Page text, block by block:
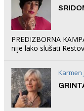
PREDIZBORNA
nije lako slušati
Karmen